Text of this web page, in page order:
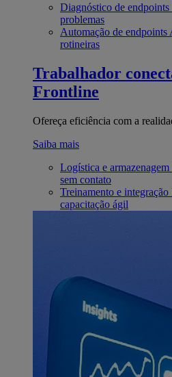
Diagnóstico de endpoints
problemas
Automação de endpoints
rotineiras
Trabalhador
Frontline
Ofereça eficiência com a
Saiba mais
Logística e armazenagem
sem contato
Treinamento e integração
capacitação ágil